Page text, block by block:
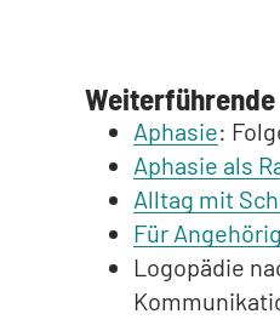
Aphasie:
Aphasie als
Alltag mit
Für
Logopädie